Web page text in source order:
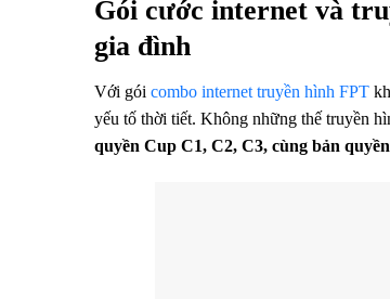
Gói cước internet và
gia đình
Với gói combo internet truyền hình FPT
yếu tố thời tiết. Không những thế truyền
quyền Cup C1, C2, C3, cùng bản